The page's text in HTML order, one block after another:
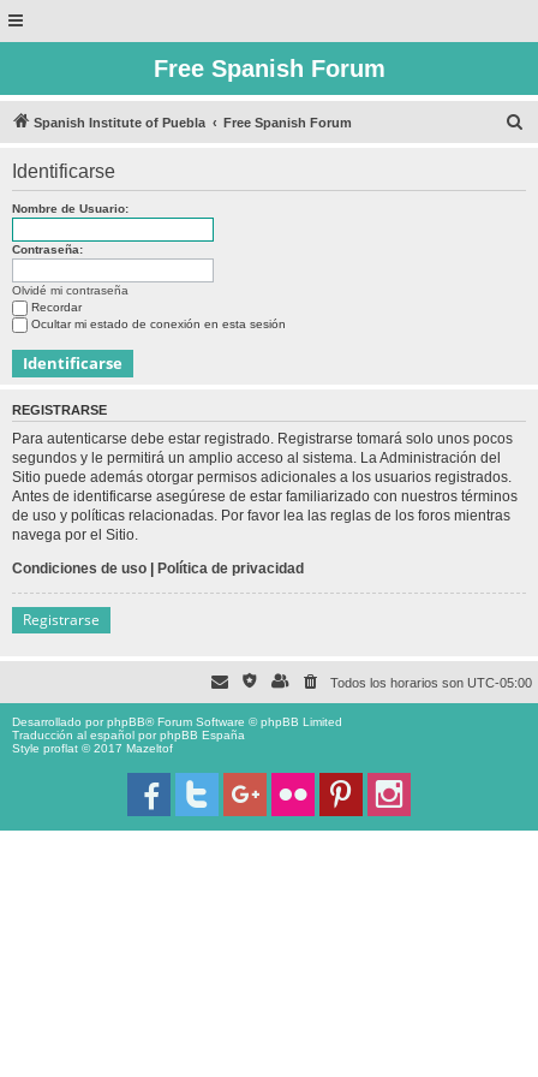
Free Spanish Forum
Spanish Institute of Puebla Free Spanish Forum
Identificarse
Nombre de Usuario:
Contraseña:
Olvidé mi contraseña
Recordar
Ocultar mi estado de conexión en esta sesión
REGISTRARSE
Para autenticarse debe estar registrado. Registrarse tomará solo unos pocos
segundos y le permitirá un amplio acceso al sistema. La Administración del
Sitio puede además otorgar permisos adicionales a los usuarios registrados.
Antes de identificarse asegúrese de estar familiarizado con nuestros términos
de uso y políticas relacionadas. Por favor lea las reglas de los foros mientras
navega por el Sitio.
Condiciones de uso | Política de privacidad
Registrarse
Todos los horarios son UTC-05:00
Desarrollado porphpBB® Forum Software © phpBB Limited
Traducción al español porphpBB España
Style proflat © 2017 Mazeltof